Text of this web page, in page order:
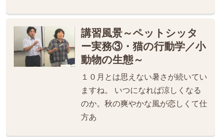
講習風景～ペットシッタ
ー実務③・猫の行動学／小
動物の生態～
１０月とは思えない暑さが続いてい
ますね。 いつになれば涼しくなる
のか。秋の爽やかな風が恋しくて仕
方あ